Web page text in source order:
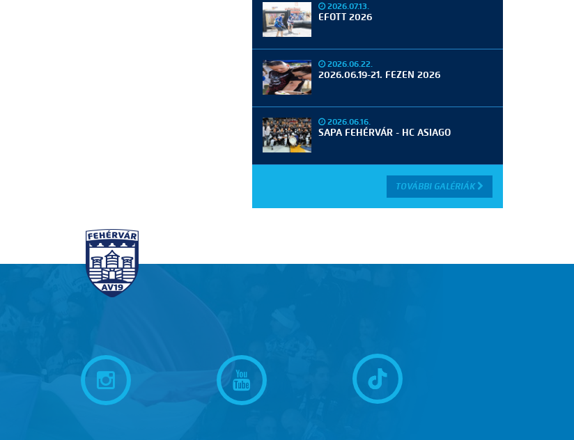
2026.07.13.
EFOTT 2026
2026.06.22.
2026.06.19-21. FEZEN 2026
2026.06.16.
SAPA FEHÉRVÁR - HC ASIAGO
TOVÁBBI GALÉRIÁK